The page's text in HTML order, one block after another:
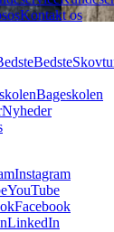
osKontakt os
Bedste
Bageskolen
Nyheder
Instagram
YouTube
Facebook
LinkedIn